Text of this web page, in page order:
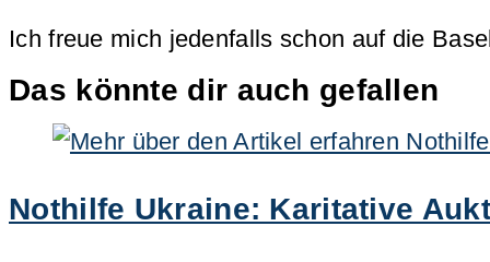
Ich freue mich jedenfalls schon auf die
Das könnte dir auch gefallen
Nothilfe Ukraine: Karitative